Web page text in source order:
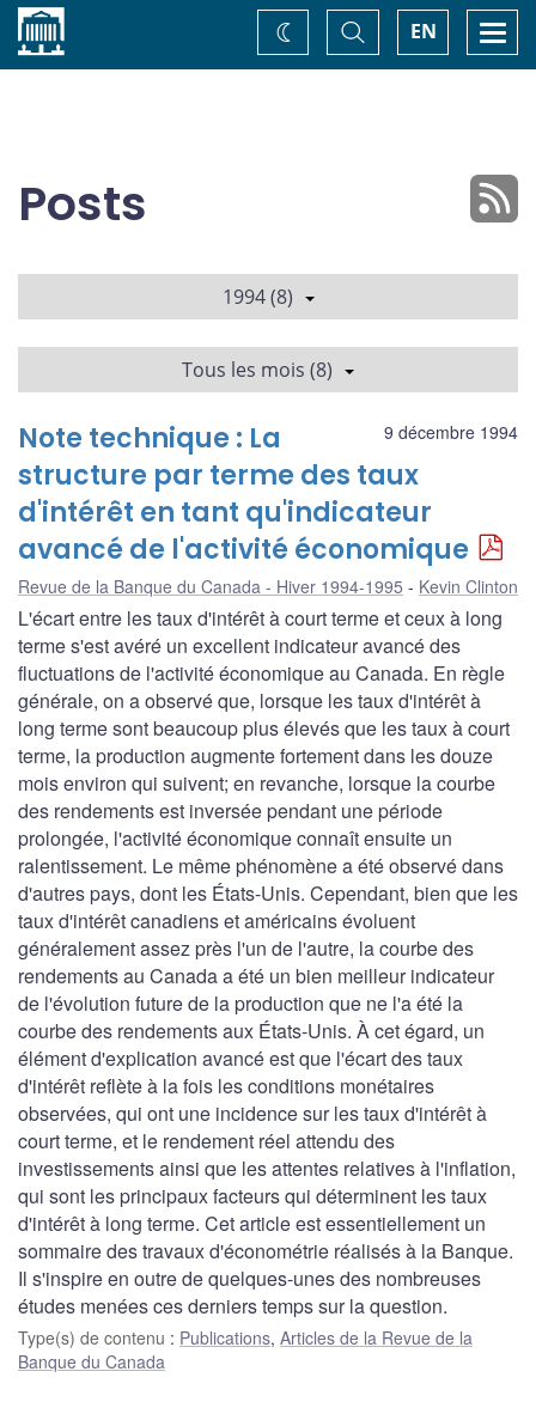
Accueil EN
Basculer
la
recherche
Changez
de
Posts
1994 (8)
Tous les mois (8)
9 décembre 1994
Note technique : La
structure par terme des taux
d'intérêt en tant qu'indicateur
avancé de l'activité économique
Revue de la Banque du Canada - Hiver 1994-1995 Kevin Clinton
L'écart entre les taux d'intérêt à court terme et ceux à long
terme s'est avéré un excellent indicateur avancé des
fluctuations de l'activité économique au Canada. En règle
générale, on a observé que, lorsque les taux d'intérêt à
long terme sont beaucoup plus élevés que les taux à court
terme, la production augmente fortement dans les douze
mois environ qui suivent; en revanche, lorsque la courbe
des rendements est inversée pendant une période
prolongée, l'activité économique connaît ensuite un
ralentissement. Le même phénomène a été observé dans
d'autres pays, dont les États-Unis. Cependant, bien que les
taux d'intérêt canadiens et américains évoluent
généralement assez près l'un de l'autre, la courbe des
rendements au Canada a été un bien meilleur indicateur
de l'évolution future de la production que ne l'a été la
courbe des rendements aux États-Unis. À cet égard, un
élément d'explication avancé est que l'écart des taux
d'intérêt reflète à la fois les conditions monétaires
observées, qui ont une incidence sur les taux d'intérêt à
court terme, et le rendement réel attendu des
investissements ainsi que les attentes relatives à l'inflation,
qui sont les principaux facteurs qui déterminent les taux
d'intérêt à long terme. Cet article est essentiellement un
sommaire des travaux d'économétrie réalisés à la Banque.
Il s'inspire en outre de quelques-unes des nombreuses
études menées ces derniers temps sur la question.
Type(s) de contenu : Publications, Articles de la Revue de la
Banque du Canada